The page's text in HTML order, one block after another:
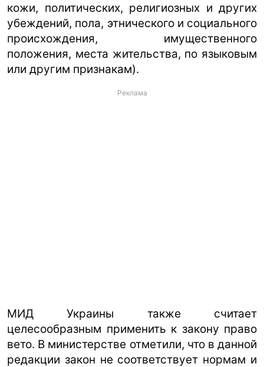
кожи, политических, религиозных и других
убеждений, пола, этнического и социального
происхождения, имущественного
положения, места жительства, по языковым
или другим признакам).
Реклама
МИД Украины также считает
целесообразным применить к закону право
вето. В министерстве отметили, что в данной
редакции закон не соответствует нормам и